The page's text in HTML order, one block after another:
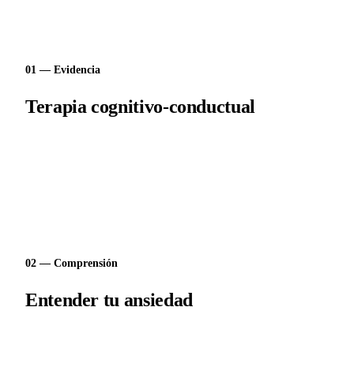
01 — Evidencia
Terapia cognitivo-conductual
02 — Comprensión
Entender tu ansiedad